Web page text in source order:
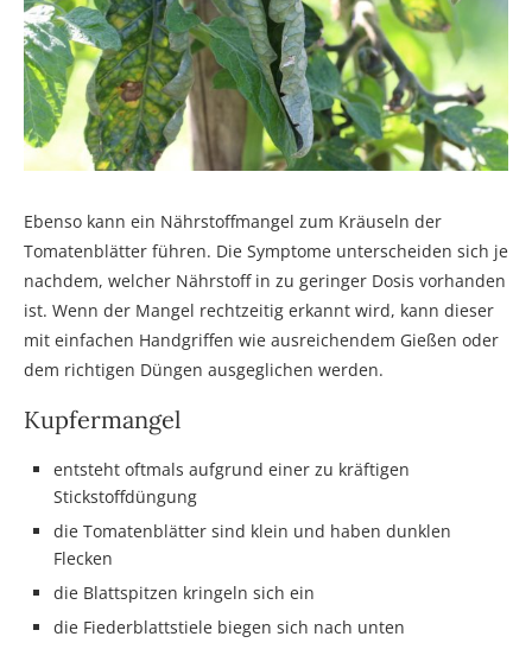
Ebenso kann ein Nährstoffmangel zum Kräuseln der
Tomatenblätter führen. Die Symptome unterscheiden sich je
nachdem, welcher Nährstoff in zu geringer Dosis vorhanden
ist. Wenn der Mangel rechtzeitig erkannt wird, kann dieser
mit einfachen Handgriffen wie ausreichendem Gießen oder
dem richtigen Düngen ausgeglichen werden.
Kupfermangel
entsteht oftmals aufgrund einer zu kräftigen
Stickstoffdüngung
die Tomatenblätter sind klein und haben dunklen
Flecken
die Blattspitzen kringeln sich ein
die Fiederblattstiele biegen sich nach unten